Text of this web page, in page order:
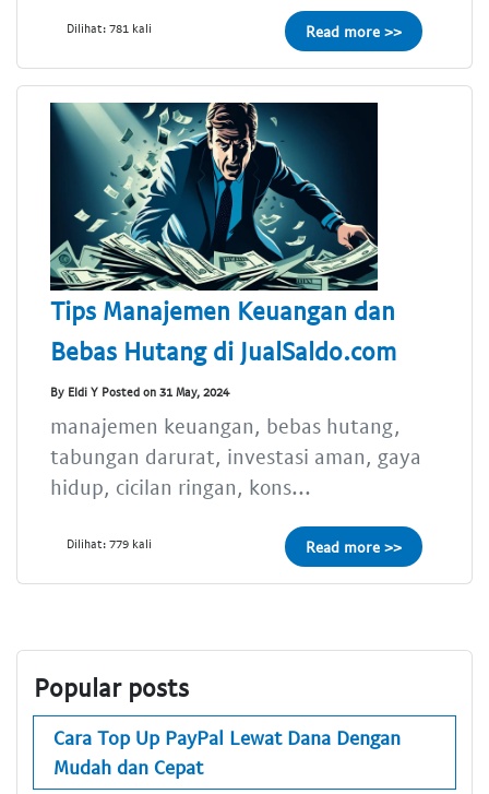
Dilihat: 781 kali Read more >>
Tips Manajemen Keuangan dan
Bebas Hutang di JualSaldo.com
By Eldi Y Posted on 31 May, 2024
manajemen keuangan, bebas hutang,
tabungan darurat, investasi aman, gaya
hidup, cicilan ringan, kons...
Dilihat: 779 kali Read more >>
Popular posts
Cara Top Up PayPal Lewat Dana Dengan
Mudah dan Cepat